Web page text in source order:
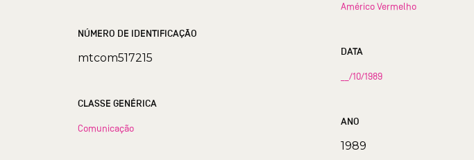
NÚMERO DE IDENTIFICAÇÃO
mtcom517215
CLASSE GENÉRICA
Comunicação
Américo Vermelho
DATA
__/10/1989
ANO
1989